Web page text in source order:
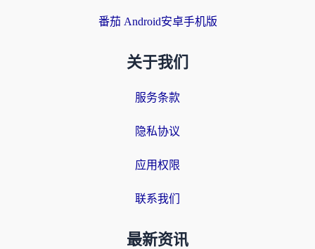
番茄 Android安卓手机版
关于我们
服务条款
隐私协议
应用权限
联系我们
最新资讯